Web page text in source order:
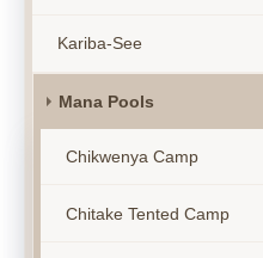
Kariba-See
Mana Pools
Chikwenya Camp
Chitake Tented Camp